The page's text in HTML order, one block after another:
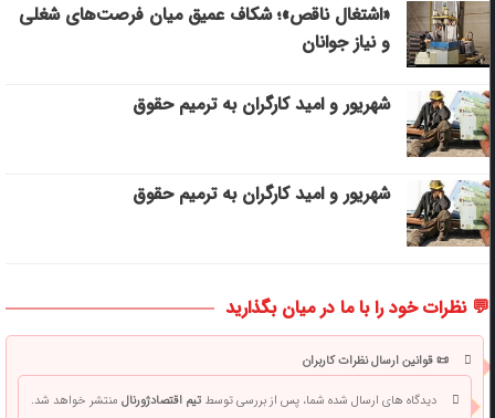
«اشتغال ناقص»؛ شکاف عمیق میان فرصت‌های شغلی
و نیاز جوانان
شهریور و امید کارگران به ترمیم حقوق
شهریور و امید کارگران به ترمیم حقوق
💬 نظرات خود را با ما در میان بگذارید
📜 قوانین ارسال نظرات کاربران
دیدگاه های ارسال شده شما، پس از بررسی توسطتیم اقتصادژورنالمنتشر خواهد شد.